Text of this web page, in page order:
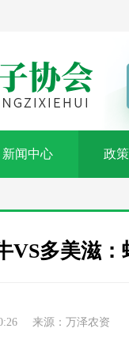
新闻中心 政
VS多美滋
来源：万泽农资